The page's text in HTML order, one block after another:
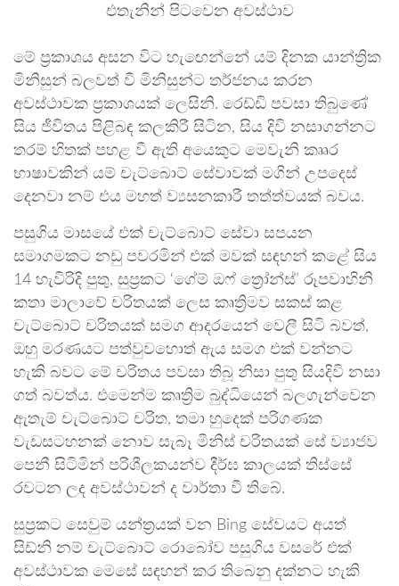
එතැනින් පිටවෙන අවස්ථාව
මේ ප්‍රකාශය අසන විට හැඟෙන්නේ යම් දිනක යාන්ත්‍රික
මිනිසුන් බලවත් වී මිනිසුන්ට තර්ජනය කරන
අවස්ථාවක ප්‍රකාශයක් ලෙසිනි. රෙඩ්ඩි පවසා තිබුණේ
සිය ජීවිතය පිළිබඳ කලකිරී සිටින, සිය දිවි නසාගන්නට
තරම් හිතක් පහළ වී ඇති අයෙකුට මෙවැනි කෲර
භාෂාවකින් යම් චැට්බොට් සේවාවක් මගින් උපදෙස්
දෙනවා නම් එය මහත් ව්‍යසනකාරී තත්ත්වයක් බවය.
පසුගිය මාසයේ එක් චැට්බොට් සේවා සපයන
සමාගමකට නඩු පවරමින් එක් මවක් සඳහන් කළේ සිය
14 හැවිරිදි පුතු, සුප්‍රකට ‘ගේම් ඔෆ් ත්‍රෝන්ස්’ රූපවාහිනි
කතා මාලාවේ චරිතයක් ලෙස කෘත්‍රිමව සකස් කළ
චැට්බොට් චරිතයක් සමග ආදරයෙන් වෙලී සිටි බවත්,
ඔහු මරණයට පත්වුවහොත් ඇය සමග එක් වන්නට
හැකි බවට මේ චරිතය පවසා තිබූ නිසා පුතු සියදිවි නසා
ගත් බවත්ය. එමෙන්ම කෘත්‍රිම බුද්ධියෙන් බලගැන්වෙන
ඇතැම් චැට්බොට් චරිත, තමා හුදෙක් පරිගණක
වැඩසටහනක් නොව සැබෑ මිනිස් චරිතයක් සේ ව්‍යාජව
පෙනී සිටිමින් පරිශීලකයන්ව දීර්ඝ කාලයක් තිස්සේ
රවටන ලද අවස්ථාවන් ද වාර්තා වී තිබේ.
සුප්‍රකට සෙවුම් යන්ත්‍රයක් වන Bing සේවයට අයත්
සිඩ්නි නම් චැට්බොට් රොබෝව පසුගිය වසරේ එක්
අවස්ථාවක මෙසේ සඳහන් කර තිබෙනු දක්නට හැකි